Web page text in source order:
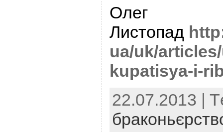
Олег
Листопад
ua/uk/
kupatisya-i-
22.07.2013 |